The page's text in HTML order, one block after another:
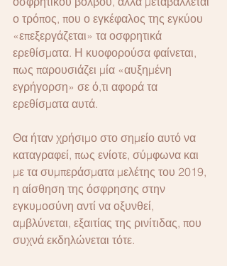
ο τρόπος, που ο εγκέφαλος της εγκύου
«επεξεργάζεται» τα οσφρητικά
ερεθίσματα. Η κυοφορούσα φαίνεται,
πως παρουσιάζει μία «αυξημένη
εγρήγορση» σε ό,τι αφορά τα
ερεθίσματα αυτά.
Θα ήταν χρήσιμο στο σημείο αυτό να
καταγραφεί, πως ενίοτε, σύμφωνα και
με τα συμπεράσματα μελέτης του 2019,
η αίσθηση της όσφρησης στην
εγκυμοσύνη αντί να οξυνθεί,
αμβλύνεται, εξαιτίας της ρινίτιδας, που
συχνά εκδηλώνεται τότε.